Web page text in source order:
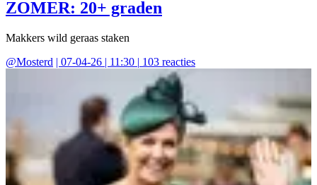
ZOMER: 20+ graden
Makkers wild geraas staken
@Mosterd | 07-04-26 | 11:30 | 103 reacties